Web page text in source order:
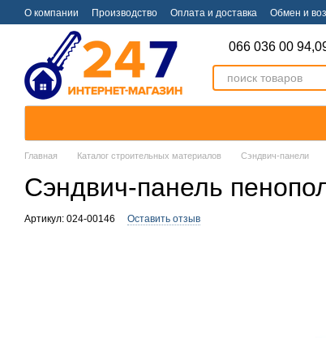
Перейти к основному контенту
О компании Производство Оплата и доставка Обмен и
066 036 00 94,
Главная Каталог строительных материалов Сэндвич-панели
Сэндвич-панель
Артикул: 024-00146 Оставить отзыв